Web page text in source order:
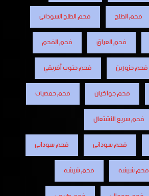
فحم الطلح
فحم الطلح السودانى
فحم العراق
فحم الفحم
فحم جزورين
فحم جنوب أفريقي
فحم جواكيان
فحم حمضيات
فحم سريع الأشتعال
فحم سودانى
فحم سوداني
فحم شيشة
فحم شيشه